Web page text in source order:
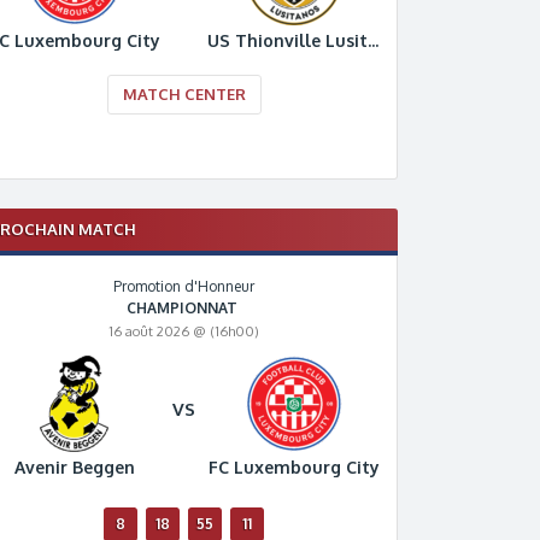
Luxembourg City US Thionville Lusitanos
MATCH CENTER
MATCH
Promotion d'Honneur
CHAMPIONNAT
16 août 2026 @ (16h00)
Avenir Beggen
VS
FC Luxembourg City
8 18 55 10